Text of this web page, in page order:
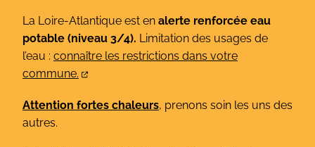
contenu
La Loire-Atlantique est en alerte renforcée eau
potable (niveau 3/4). Limitation des usages de
l’eau : connaître les restrictions dans votre
commune.
Attention fortes chaleurs, prenons soin les uns des
autres.